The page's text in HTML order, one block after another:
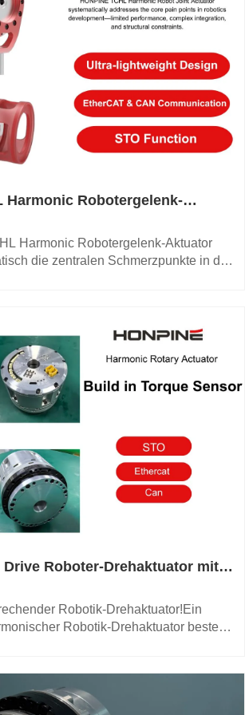
die
notwendig ist und warum sie in der
immer wichtiger wird.
Harmonic Robotergelenk-
der zentralen
der Robotik
Harmonic Robotergelenk-Aktuator
die zentralen Schmerzpunkte in der
Drive Roboter-Drehaktuator mit
& STO
Robotik-Drehaktuator!Ein
Robotik-Drehaktuator besteht
geht weit über das traditionelle